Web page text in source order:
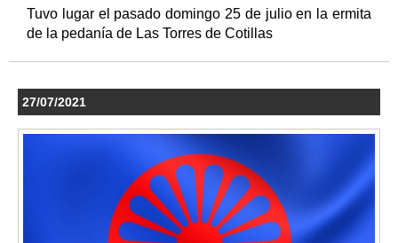
Tuvo lugar el pasado domingo 25 de julio en la ermita
de la pedanía de Las Torres de Cotillas
27/07/2021